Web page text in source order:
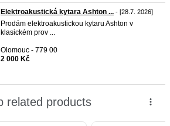
Elektroakustická kytara Ashton ... - [28.7. 2026]
Prodám elektroakustickou kytaru Ashton v
klasickém prov ...
Olomouc - 779 00
2 000 Kč